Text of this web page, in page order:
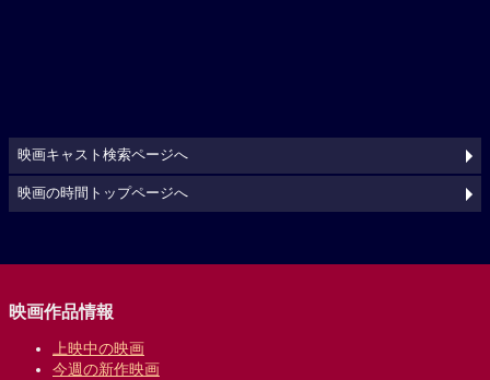
映画キャスト検索ページへ
映画の時間トップページへ
映画作品情報
上映中の映画
今週の新作映画